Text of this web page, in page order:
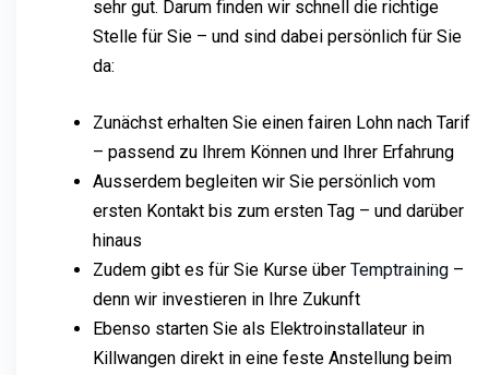
sehr gut. Darum finden wir schnell die richtige
Stelle für Sie – und sind dabei persönlich für Sie
da:
Zunächst erhalten Sie einen fairen Lohn nach Tarif
– passend zu Ihrem Können und Ihrer Erfahrung
Ausserdem begleiten wir Sie persönlich vom
ersten Kontakt bis zum ersten Tag – und darüber
hinaus
Zudem gibt es für Sie Kurse über Temptraining –
denn wir investieren in Ihre Zukunft
Ebenso starten Sie als Elektroinstallateur in
Killwangen direkt in eine feste Anstellung beim